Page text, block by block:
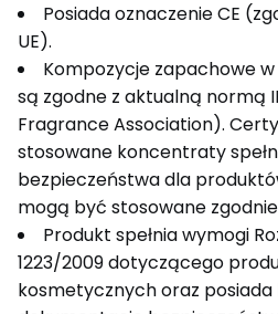
Posiada oznaczenie CE
UE).
Kompozycje zapachowe
są zgodne z aktualną normą
Fragrance Association).
stosowane koncentraty
bezpieczeństwa dla
mogą być stosowane zgodnie
Produkt spełnia wymogi
1223/2009 dotyczącego
kosmetycznych oraz